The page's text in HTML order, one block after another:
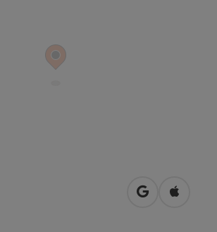
in Google
in